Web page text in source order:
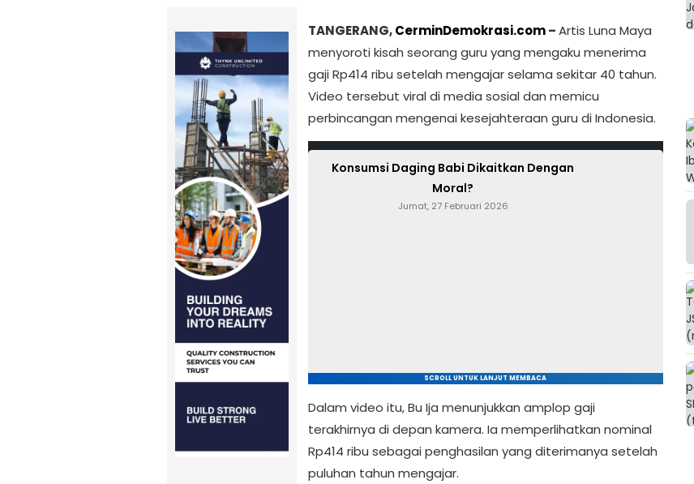
TANGERANG,CerminDemokrasi.com–Artis Luna Maya
menyoroti kisah seorang guru yang mengaku menerima
gaji Rp414 ribu setelah mengajar selama sekitar 40 tahun.
Video tersebut viral di media sosial dan memicu
perbincangan mengenai kesejahteraan guru di Indonesia.
SCROLL UNTUK LANJUT MEMBACA
Kunjungi Website Resmi Cermin Demokrasi
Konsumsi Daging Babi Dikaitkan Dengan
Moral?
Jumat, 27 Februari 2026
Dalam video itu, Bu Ija menunjukkan amplop gaji
terakhirnya di depan kamera. Ia memperlihatkan nominal
Rp414 ribu sebagai penghasilan yang diterimanya setelah
puluhan tahun mengajar.